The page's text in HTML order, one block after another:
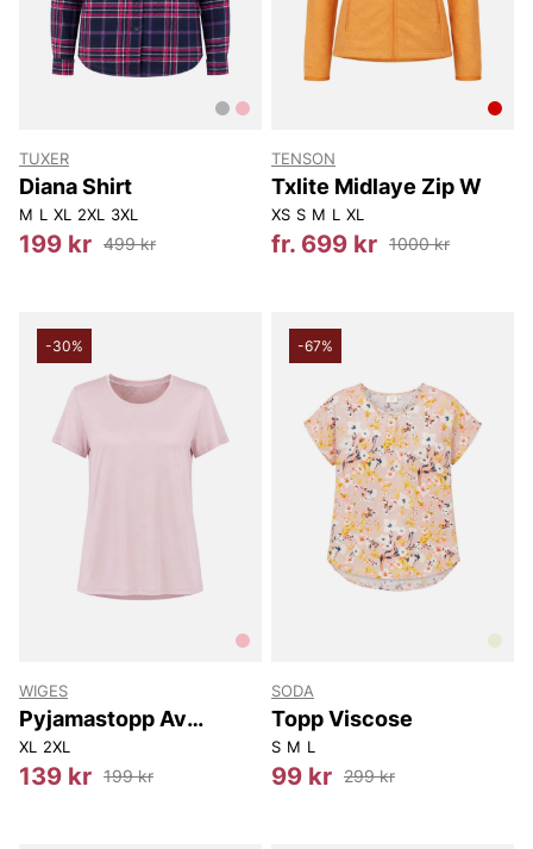
TUXER
Diana Shirt
M L XL 2XL 3XL
199 kr 499 kr
TENSON
Txlite Midlaye Zip W
XS S M L XL
fr. 699 kr 1000 kr
-30%
WIGES
Pyjamastopp Av
Bambu
XL 2XL
139 kr 199 kr
-67%
SODA
Topp Viscose
S M L
99 kr 299 kr